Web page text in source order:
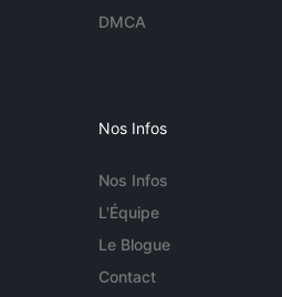
DMCA
Nos Infos
Nos Infos
L'Équipe
Le Blogue
Contact